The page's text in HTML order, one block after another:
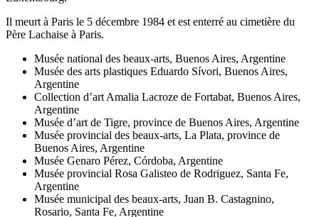
Il meurt à Paris le 5 décembre 1984 et est enterré au cimetière du
Père Lachaise à Paris.
Musée national des beaux-arts, Buenos Aires, Argentine
Musée des arts plastiques Eduardo Sívori, Buenos Aires,
Argentine
Collection d’art Amalia Lacroze de Fortabat, Buenos Aires,
Argentine
Musée d’art de Tigre, province de Buenos Aires, Argentine
Musée provincial des beaux-arts, La Plata, province de
Buenos Aires, Argentine
Musée Genaro Pérez, Córdoba, Argentine
Musée provincial Rosa Galisteo de Rodriguez, Santa Fe,
Argentine
Musée municipal des beaux-arts, Juan B. Castagnino,
Rosario, Santa Fe, Argentine